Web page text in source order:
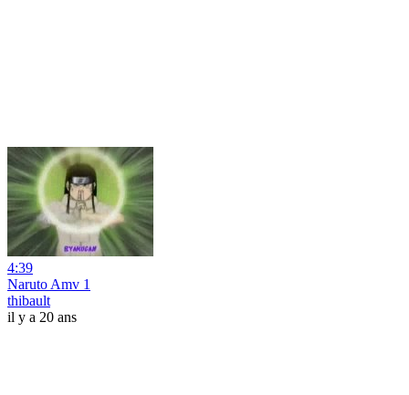
4:39
Naruto Amv 1
thibault
il y a 20 ans